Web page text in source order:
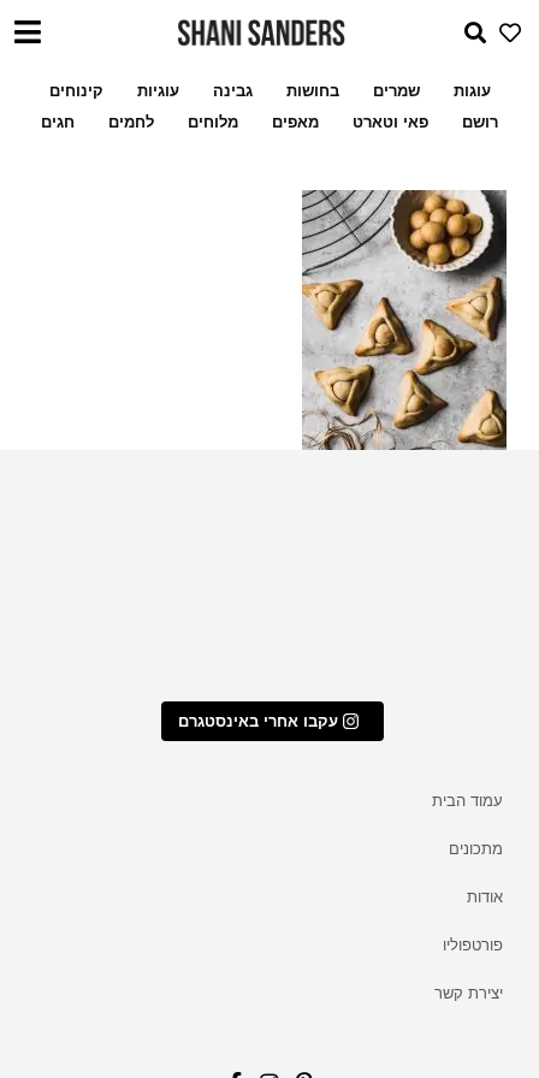
עוגות שמרים בחושות גבינה עוגיות
קינוחים
רושם
פאי וטארט מאפים מלוחים לחמים חגים
עקבו אחרי באינסטגרם
עמוד הבית
מתכונים
אודות
פורטפוליו
יצירת קשר